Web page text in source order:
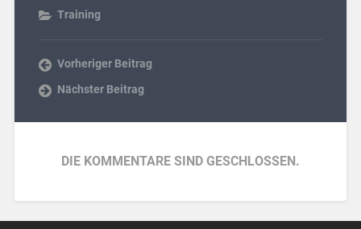
Training
Vorheriger Beitrag
Nächster Beitrag
DIE KOMMENTARE SIND GESCHLOSSEN.